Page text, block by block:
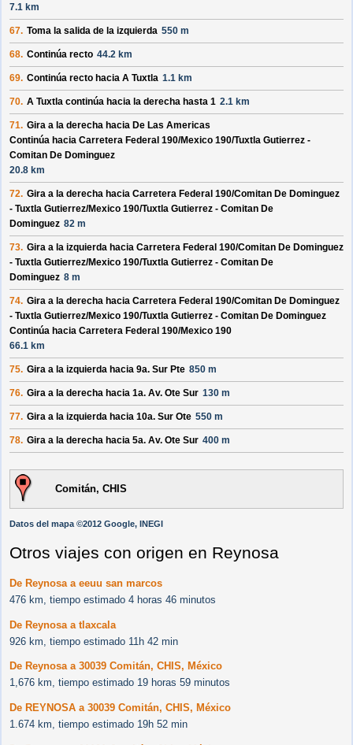
7.1 km
67. Toma la salida de la izquierda 550 m
68. Continúa recto 44.2 km
69. Continúa recto hacia A Tuxtla 1.1 km
70. A Tuxtla continúa hacia la derecha hasta 1 2.1 km
71. Gira a la derecha hacia De Las Americas
Continúa hacia Carretera Federal 190/Mexico 190/Tuxtla Gutierrez -
Comitan De Dominguez
20.8 km
72. Gira a la derecha hacia Carretera Federal 190/Comitan De Dominguez
- Tuxtla Gutierrez/Mexico 190/Tuxtla Gutierrez - Comitan De
Dominguez 82 m
73. Gira a la izquierda hacia Carretera Federal 190/Comitan De Dominguez
- Tuxtla Gutierrez/Mexico 190/Tuxtla Gutierrez - Comitan De
Dominguez 8 m
74. Gira a la derecha hacia Carretera Federal 190/Comitan De Dominguez
- Tuxtla Gutierrez/Mexico 190/Tuxtla Gutierrez - Comitan De Dominguez
Continúa hacia Carretera Federal 190/Mexico 190
66.1 km
75. Gira a la izquierda hacia 9a. Sur Pte 850 m
76. Gira a la derecha hacia 1a. Av. Ote Sur 130 m
77. Gira a la izquierda hacia 10a. Sur Ote 550 m
78. Gira a la derecha hacia 5a. Av. Ote Sur 400 m
Comitán, CHIS
Datos del mapa ©2012 Google, INEGI
Otros viajes con origen en Reynosa
De Reynosa a eeuu san marcos
476 km, tiempo estimado 4 horas 46 minutos
De Reynosa a tlaxcala
926 km, tiempo estimado 11h 42 min
De Reynosa a 30039 Comitán, CHIS, México
1,676 km, tiempo estimado 19 horas 59 minutos
De REYNOSA a 30039 Comitán, CHIS, México
1.674 km, tiempo estimado 19h 52 min